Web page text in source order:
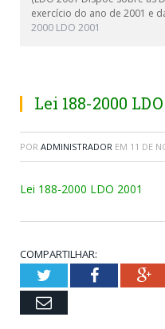
exercício do ano de 2001 e
2000 LDO 2001
Lei 188-2000
POR ADMINISTRADOR EM 11 DE
Lei 188-2000 LDO 2001
COMPARTILHAR:
TwitterFacebook
Email